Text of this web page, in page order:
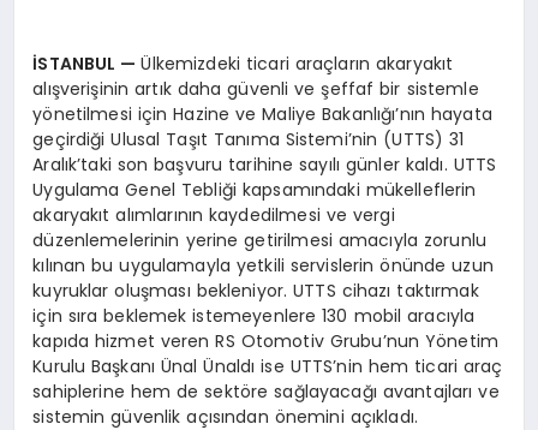
İSTANBUL —Ülkemizdeki ticari araçların akaryakıt
alışverişinin artık daha güvenli ve şeffaf bir sistemle
yönetilmesi için Hazine ve Maliye Bakanlığı’nın hayata
geçirdiği Ulusal Taşıt Tanıma Sistemi’nin (UTTS) 31
Aralık’taki son başvuru tarihine sayılı günler kaldı. UTTS
Uygulama Genel Tebliği kapsamındaki mükelleflerin
akaryakıt alımlarının kaydedilmesi ve vergi
düzenlemelerinin yerine getirilmesi amacıyla zorunlu
kılınan bu uygulamayla yetkili servislerin önünde uzun
kuyruklar oluşması bekleniyor. UTTS cihazı taktırmak
için sıra beklemek istemeyenlere 130 mobil aracıyla
kapıda hizmet veren RS Otomotiv Grubu’nun Yönetim
Kurulu Başkanı Ünal Ünaldı ise UTTS’nin hem ticari araç
sahiplerine hem de sektöre sağlayacağı avantajları ve
sistemin güvenlik açısından önemini açıkladı.